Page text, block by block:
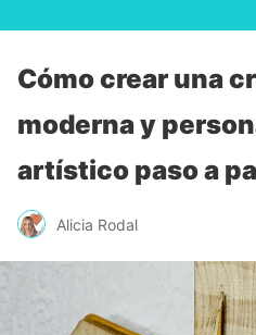
Cómo crear una
moderna y
artístico paso a
Alicia Rodal